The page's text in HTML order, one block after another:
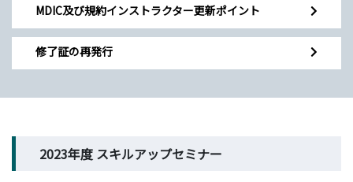
MDIC及び規約インストラクター更新ポイント
修了証の再発行
2023年度 スキルアップセミナー